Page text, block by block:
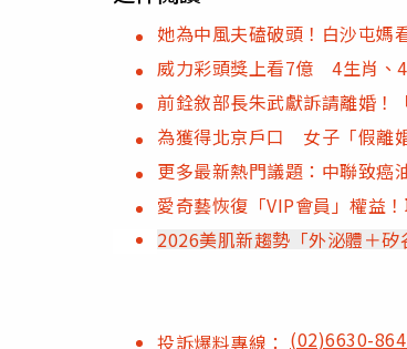
她為中風夫磕破頭！白沙屯媽
威力彩頭獎上看7億 4生肖、
前銓敘部長朱武獻訴請離婚！
為獲得北京戶口 女子「假離
更多最新熱門議題：中聯致癌
愛奇藝恢復「VIP會員」權益
2026美肌新趨勢「外泌體＋
投訴爆料專線： (02)6630-